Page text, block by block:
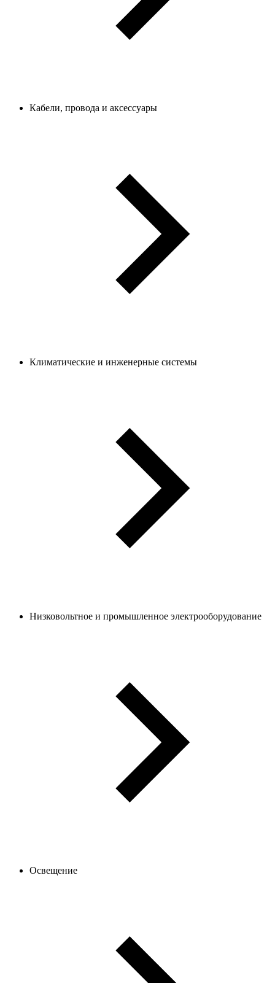
Кабели, провода и аксессуары
Климатические и инженерные системы
Низковольтное и промышленное электрооборудование
Освещение